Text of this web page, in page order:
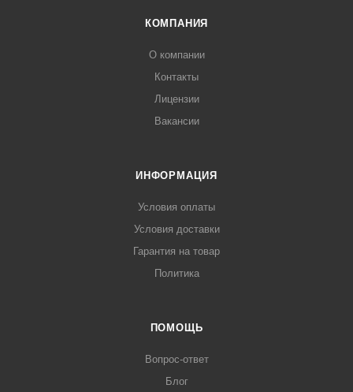
КОМПАНИЯ
О компании
Контакты
Лицензии
Вакансии
ИНФОРМАЦИЯ
Условия оплаты
Условия доставки
Гарантия на товар
Политика
ПОМОЩЬ
Вопрос-ответ
Блог